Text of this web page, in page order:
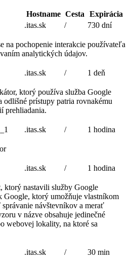
Hostname Cesta
Expirácia
.itas.sk / 730 dní
na pochopenie interakcie používateľa
analytických údajov.
.itas.sk / 1 deň
ktorý používa služba Google
odlišné prístupy patria rovnakému
prehliadania.
.itas.sk / 1 hodina
.itas.sk / 1 hodina
ktorý nastavili služby Google
Google, ktorý umožňuje vlastníkom
návštevníkov a merať
v názve obsahuje jedinečné
webovej lokality, na ktoré sa
.itas.sk / 30 min